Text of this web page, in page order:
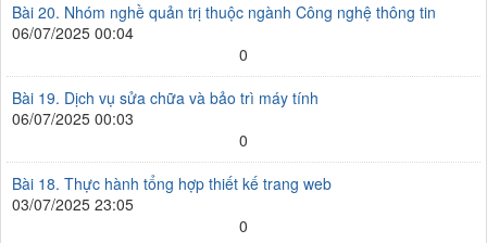
Bài 20. Nhóm nghề quản trị thuộc ngành Công nghệ thông tin
06/07/2025 00:04
0
Bài 19. Dịch vụ sửa chữa và bảo trì máy tính
06/07/2025 00:03
0
Bài 18. Thực hành tổng hợp thiết kế trang web
03/07/2025 23:05
0